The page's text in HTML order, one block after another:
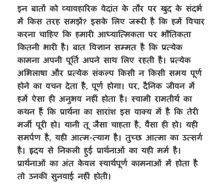
इन बातों को व्यावहारिक वेदांत के तौर पर खुद के संदर्भ
में किस तरह समझें? इसके लिए जरूरी है कि हमें विचार
करना चाहिए कि हमारी आध्यात्मिकता पर भौतिकता
कितनी भारी है। बात विज्ञान सम्मत है कि प्रत्येक
कामना अपनी पूर्ति अपने साथ लिए रहती है। प्रत्येक
अभिलाषा और प्रत्येक संकल्प किसी न किसी समय पूर्ण
होने का वचन देता है, पूर्ण होगा। पर, दैनिक जीवन में
हमें ऐसा ही अनुभव नहीं होता है। स्वामी रामतीर्थ का
कथन हैं कि प्रार्थना का सारांश इस वाक्य में है कि तेरी
मर्जी पूरी हो। यानी तू जैसा चाहता है, वैसा ही हो। यही
समर्पण है, यही आत्म-त्याग है। तुच्छ आत्मा का उत्सर्ग
है। हृदय से निकली हुई प्रार्थनाओं का यही मर्म है।
प्रार्थनाओं का अंत केवल स्वार्थपूर्ण कामनाओं में होता है
तो उनकी सुनवाई नहीं होती।